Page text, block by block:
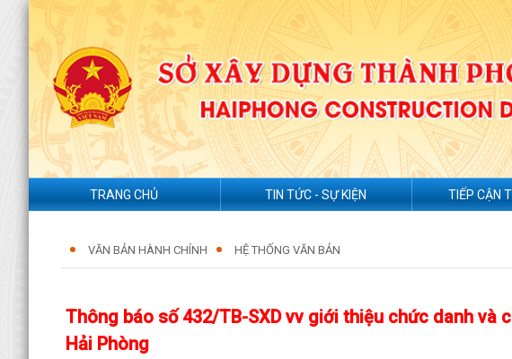
TRANG CHỦ TIN TỨC - SỰ KIỆN TIẾP CẬN
VĂN BẢN HÀNH CHÍNH HỆ THỐNG VĂN BẢN
Thông báo số 432/TB-SXD vv giới thiệu chức danh và
Hải Phòng